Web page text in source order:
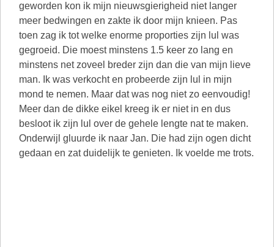
geworden kon ik mijn nieuwsgierigheid niet langer
meer bedwingen en zakte ik door mijn knieen. Pas
toen zag ik tot welke enorme proporties zijn lul was
gegroeid. Die moest minstens 1.5 keer zo lang en
minstens net zoveel breder zijn dan die van mijn lieve
man. Ik was verkocht en probeerde zijn lul in mijn
mond te nemen. Maar dat was nog niet zo eenvoudig!
Meer dan de dikke eikel kreeg ik er niet in en dus
besloot ik zijn lul over de gehele lengte nat te maken.
Onderwijl gluurde ik naar Jan. Die had zijn ogen dicht
gedaan en zat duidelijk te genieten. Ik voelde me trots.